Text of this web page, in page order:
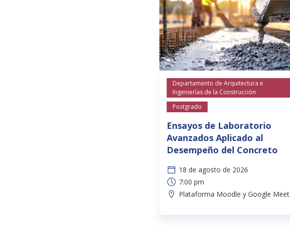
Departamento de Arquitectura e
Ingenierías de la Construcción
Postgrado
Ensayos de Laboratorio
Avanzados Aplicado al
Desempeño del Concreto
18 de agosto de 2026
7:00 pm
Plataforma Moodle y Google Meet